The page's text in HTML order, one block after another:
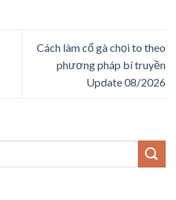
Cách làm cổ gà chọi to theo
phương pháp bí truyền
Update 08/2026